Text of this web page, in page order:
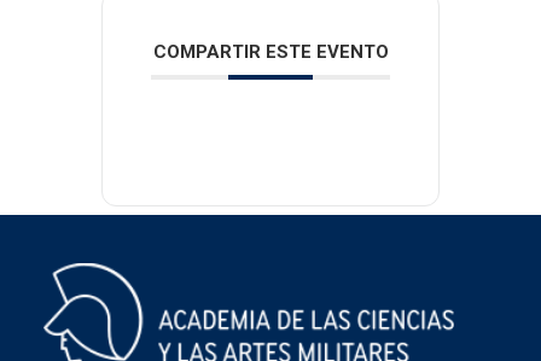
COMPARTIR ESTE EVENTO